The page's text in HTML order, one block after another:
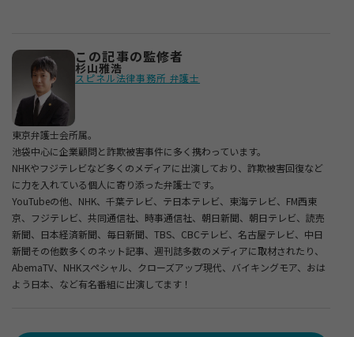
この記事の監修者
杉山雅浩
スピネル法律事務所 弁護士
東京弁護士会所属。
池袋中心に企業顧問と詐欺被害事件に多く携わっています。
NHKやフジテレビなど多くのメディアに出演しており、詐欺被害回復など
に力を入れている個人に寄り添った弁護士です。
YouTubeの他、NHK、千葉テレビ、テ日本テレビ、東海テレビ、FM西東
京、フジテレビ、共同通信社、時事通信社、朝日新聞、朝日テレビ、読売
新聞、日本経済新聞、毎日新聞、TBS、CBCテレビ、名古屋テレビ、中日
新聞その他数多くのネット記事、週刊誌多数のメディアに取材されたり、
AbemaTV、NHKスペシャル、クローズアップ現代、バイキングモア、おは
よう日本、など有名番組に出演してます！